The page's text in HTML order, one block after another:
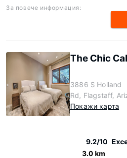
За повече информация:
The Chic
3886 S Holland
Rd, Flagstaff,
Покажи карта
9.2/10
3.0 km